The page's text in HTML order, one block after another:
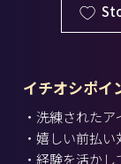
イチオシポイ
・洗練された
・嬉しい前払
・経験を活か